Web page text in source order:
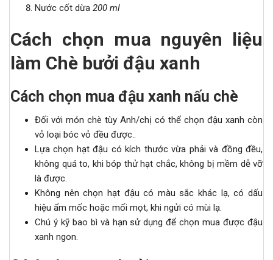
Nước cốt dừa 200 ml
Cách chọn mua nguyên liệu
làm Chè bưởi đậu xanh
Cách chọn mua đậu xanh nấu chè
Đối với món chè tùy Anh/chị có thể chọn đậu xanh còn
vỏ loại bóc vỏ đều được..
Lựa chọn hạt đậu có kích thước vừa phải và đồng đều,
không quá to, khi bóp thử hạt chắc, không bị mềm dễ vỡ
là được.
Không nên chọn hạt đậu có màu sắc khác lạ, có dấu
hiệu ẩm mốc hoặc mối mọt, khi ngửi có mùi lạ.
Chú ý kỹ bao bì và hạn sử dụng để chọn mua được đậu
xanh ngon.